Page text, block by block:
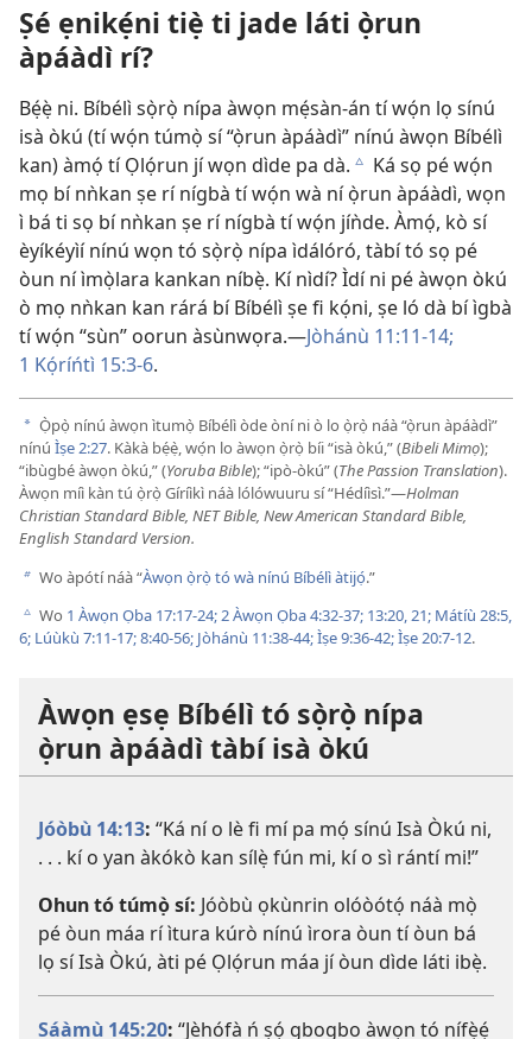
Ṣé ẹnikẹ́ni tiẹ̀ ti jade láti ọ̀run
àpáàdì rí?
Bẹ́ẹ̀ ni. Bíbélì sọ̀rọ̀ nípa àwọn mẹ́sàn-án tí wọ́n lọ sínú
isà òkú (tí wọ́n túmọ̀ sí “ọ̀run àpáàdì” nínú àwọn Bíbélì
kan) àmọ́ tí Ọlọ́run jí wọn dìde pa dà. c Ká sọ pé wọ́n
mọ bí nǹkan ṣe rí nígbà tí wọ́n wà ní ọ̀run àpáàdì, wọn
ì bá ti sọ bí nǹkan ṣe rí nígbà tí wọ́n jíǹde. Àmọ́, kò sí
èyíkéyìí nínú wọn tó sọ̀rọ̀ nípa ìdálóró, tàbí tó sọ pé
òun ní ìmọ̀lara kankan níbẹ̀. Kí nìdí? Ìdí ni pé àwọn òkú
ò mọ nǹkan kan rárá bí Bíbélì ṣe fi kọ́ni, ṣe ló dà bí ìgbà
tí wọ́n “sùn” oorun àsùnwọra.​—Jòhánù 11:11-14;
1 Kọ́ríńtì 15:3-6.
a Ọ̀pọ̀ nínú àwọn ìtumọ̀ Bíbélì òde òní ni ò lo ọ̀rọ̀ náà “ọ̀run àpáàdì”
nínú Ìṣe 2:27. Kàkà bẹ́ẹ̀, wọ́n lo àwọn ọ̀rọ̀ bíi “isà òkú,” (Bibeli Mimọ);
“ibùgbé àwọn òkú,” (Yoruba Bible); “ipò-òkú” (The Passion Translation).
Àwọn míì kàn tú ọ̀rọ̀ Gíríìkì náà lólówuuru sí “Hédíìsì.”​—Holman
Christian Standard Bible, NET Bible, New American Standard Bible,
English Standard Version.
b Wo àpótí náà “Àwọn ọ̀rọ̀ tó wà nínú Bíbélì àtijọ́.”
c Wo 1 Àwọn Ọba 17:17-24;2 Àwọn Ọba 4:32-37; 13:20, 21; Mátíù 28:5,
6; Lúùkù 7:11-17;8:40-56; Jòhánù 11:38-44;Ìṣe 9:36-42;Ìṣe 20:7-12.
Àwọn ẹsẹ Bíbélì tó sọ̀rọ̀ nípa
ọ̀run àpáàdì tàbí isà òkú
Jóòbù 14:13: “Ká ní o lè fi mí pa mọ́ sínú Isà Òkú ni,
. . . kí o yan àkókò kan sílẹ̀ fún mi, kí o sì rántí mi!”
Ohun tó túmọ̀ sí: Jóòbù ọkùnrin olóòótọ́ náà mọ̀
pé òun máa rí ìtura kúrò nínú ìrora òun tí òun bá
lọ sí Isà Òkú, àti pé Ọlọ́run máa jí òun dìde láti ibẹ̀.
Sáàmù 145:20: “Jèhófà ń ṣọ́ gbogbo àwọn tó nífẹ̀ẹ́